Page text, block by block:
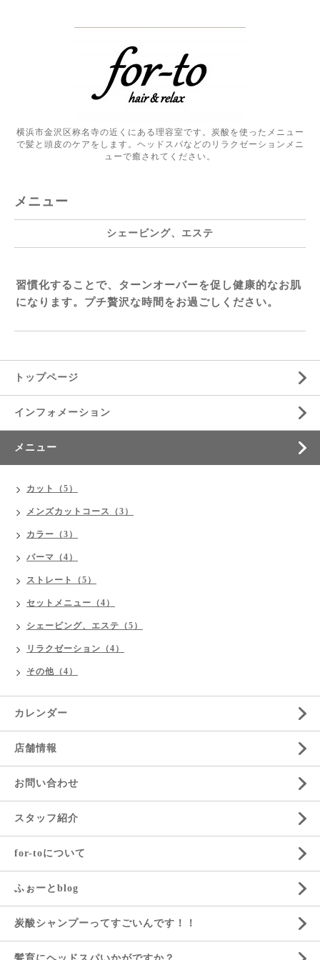
横浜市金沢区称名寺の近くにある理容室です。炭酸を使ったメニュー
で髪と頭皮のケアをします。ヘッドスパなどのリラクゼーションメニ
ューで癒されてください。
メニュー
シェービング、エステ
習慣化することで、ターンオーバーを促し健康的なお肌
になります。プチ贅沢な時間をお過ごしください。
トップページ
インフォメーション
メニュー
カット（5）
メンズカットコース（3）
カラー（3）
パーマ（4）
ストレート（5）
セットメニュー（4）
シェービング、エステ（5）
リラクゼーション（4）
その他（4）
カレンダー
店舗情報
お問い合わせ
スタッフ紹介
for-toについて
ふぉーとblog
炭酸シャンプーってすごいんです！！